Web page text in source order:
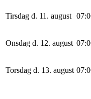
Tirsdag d. 11. august 07:0
Onsdag d. 12. august 07:0
Torsdag d. 13. august 07:0